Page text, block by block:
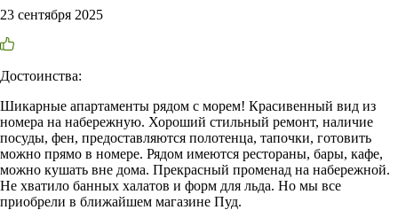
23 сентября 2025
Достоинства:
Шикарные апартаменты рядом с морем! Красивенный вид из
номера на набережную. Хороший стильный ремонт, наличие
посуды, фен, предоставляются полотенца, тапочки, готовить
можно прямо в номере. Рядом имеются рестораны, бары, кафе,
можно кушать вне дома. Прекрасный променад на набережной.
Не хватило банных халатов и форм для льда. Но мы все
приобрели в ближайшем магазине Пуд.